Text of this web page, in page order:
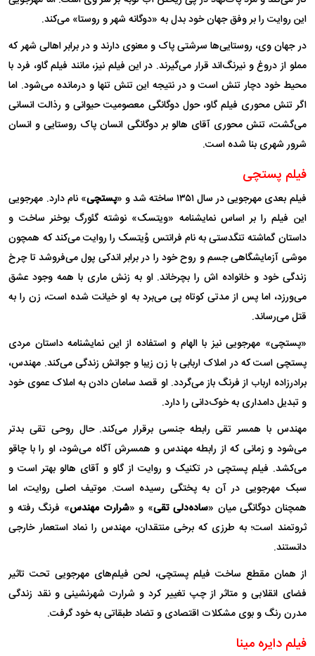
این روایت را بر وفق جهان خود بدل به «دوگانه شهر و روستا» می‌کند.
در جهان وی، روستایی‌ها سرشتی پاک و معنوی دارند و در برابر اهالی شهر که
مملو از دروغ و نیرنگ‌اند قرار می‌گیرند. در این فیلم نیز، مانند فیلم گاو، فرد با
محیط خود دچار تنش است و در نتیجه این تنش تنها و درمانده می‌شود. اما
اگر تنش محوری فیلم گاو، حول دوگانگی معصومیت حیوانی و رذالت انسانی
می‌گشت، تنش محوری آقای هالو بر دوگانگی انسان پاک روستایی و انسان
شرور شهری بنا شده است.
فیلم پستچی
فیلم بعدی مهرجویی در سال ۱۳۵۱ ساخته شد و « پستچی» نام دارد. مهرجویی
این فیلم را بر اساس نمایشنامه «ویتسک» نوشته گئورگ بوخنر ساخت و
داستان گماشته تنگدستی به نام فرانتس وُیتسک را روایت می‌کند که همچون
موشی آزمایشگاهی جسم و روح خود را در برابر اندکی پول می‌فروشد تا چرخ
زندگی خود و خانواده اش را بچرخاند. او به زنش ماری با همه وجود عشق
می‌ورزد، اما پس از مدتی کوتاه پی می‌برد به او خیانت شده است، زن را به
قتل می‌رساند.
«پستچی» مهرجویی نیز با الهام و استفاده از این نمایشنامه داستان مردی
پستچی است که در املاک اربابی با زن زیبا و جوانش زندگی می‌کند. مهندس،
برادرزاده ارباب از فرنگ باز می‌گردد. او قصد سامان دادن به املاک عموی خود
و تبدیل دامداری به خوک‌دانی را دارد.
مهندس با همسر تقی رابطه جنسی برقرار می‌کند. حال روحی تقی بدتر
می‌شود و زمانی که از رابطه مهندس و همسرش آگاه می‌شود، او را با چاقو
می‌کشد. فیلم پستچی در تکنیک و روایت از گاو و آقای هالو بهتر است و
سبک مهرجویی در آن به پختگی رسیده است. موتیف اصلی روایت، اما
همچنان دوگانگی میان «ساده‌دلی تقی» و «شرارت مهندس» فرنگ رفته و
ثروتمند است؛ به طرزی که برخی منتقدان، مهندس را نماد استعمار خارجی
دانستند.
از همان مقطع ساخت فیلم پستچی، لحن فیلم‌های مهرجویی تحت تاثیر
فضای انقلابی و متاثر از چپ تغییر کرد و شرارت شهرنشینی و نقد زندگی
مدرن رنگ و بوی مشکلات اقتصادی و تضاد طبقاتی به خود گرفت.
فیلم دایره مینا